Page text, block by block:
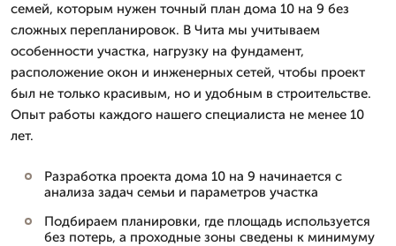
семей, которым нужен точный план дома 10 на 9 без
сложных перепланировок. В Чита мы учитываем
особенности участка, нагрузку на фундамент,
расположение окон и инженерных сетей, чтобы проект
был не только красивым, но и удобным в строительстве.
Опыт работы каждого нашего специалиста не менее 10
лет.
Разработка проекта дома 10 на 9 начинается с
анализа задач семьи и параметров участка
Подбираем планировки, где площадь используется
без потерь, а проходные зоны сведены к минимуму